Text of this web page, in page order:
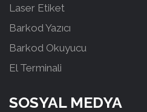
Laser Etiket
Barkod Yazıcı
Barkod Okuyucu
El Terminali
SOSYAL MEDYA